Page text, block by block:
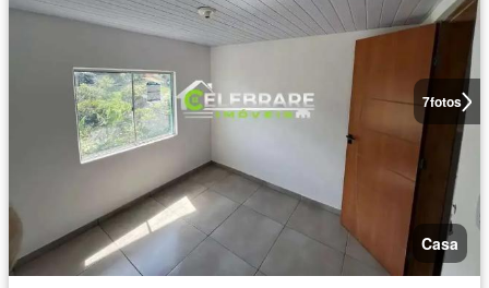
7fotos
Casa